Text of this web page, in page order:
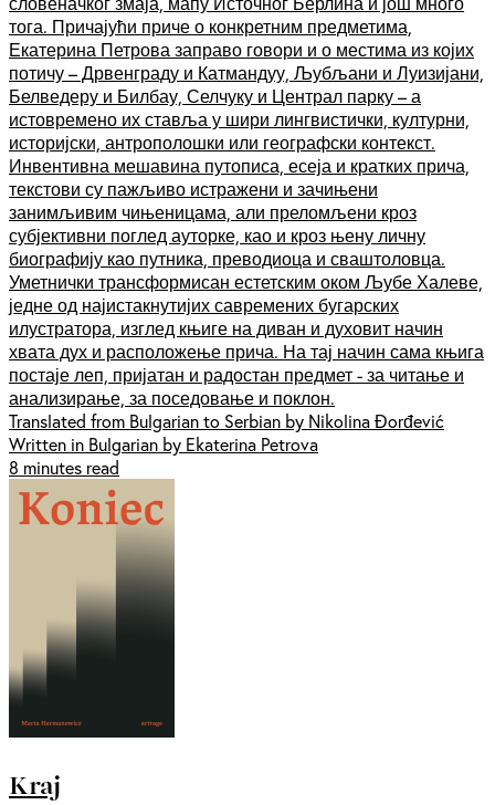
тога. Причајући приче о конкретним предметима,
Екатерина Петрова заправо говори и о местима из којих
потичу – Дрвенграду и Катмандуу, Љубљани и Луизијани,
Белведеру и Билбау, Селчуку и Централ парку – а
истовремено их ставља у шири лингвистички, културни,
историјски, антрополошки или географски контекст.
Инвентивна мешавина путописа, есеја и кратких прича,
текстови су пажљиво истражени и зачињени
занимљивим чињеницама, али преломљени кроз
субјективни поглед ауторке, као и кроз њену личну
биографију као путника, преводиоца и сваштоловца.
Уметнички трансформисан естетским оком Љубе Халеве,
једне од најистакнутијих савремених бугарских
илустратора, изглед књиге на диван и духовит начин
хвата дух и расположење прича. На тај начин сама књига
постаје леп, пријатан и радостан предмет - за читање и
анализирање, за поседовање и поклон.
Translated from Bulgarian to Serbian by Nikolina Đorđević
Written in Bulgarian by Ekaterina Petrova
8 minutes read
Kraj